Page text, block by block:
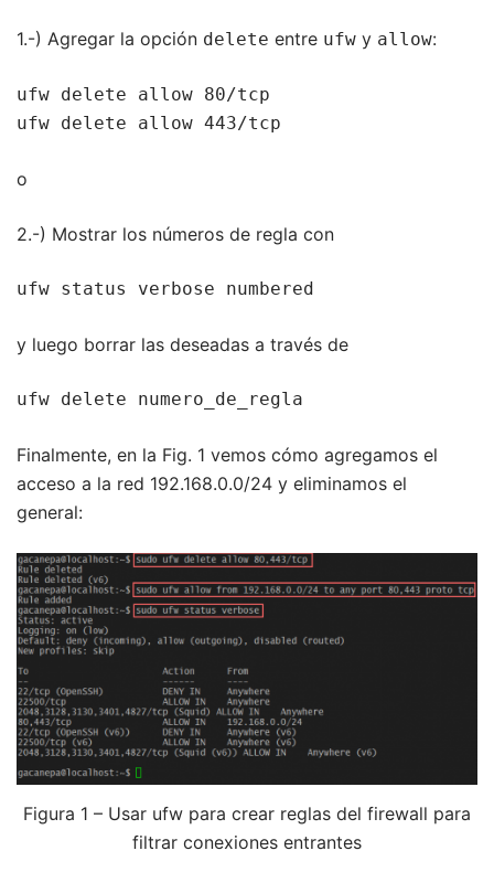
1.-) Agregar la opción delete entre ufw y allow:
ufw delete allow 80/tcp
ufw delete allow 443/tcp
o
2.-) Mostrar los números de regla con
ufw status verbose numbered
y luego borrar las deseadas a través de
ufw delete numero_de_regla
Finalmente, en la Fig. 1 vemos cómo agregamos el
acceso a la red 192.168.0.0/24 y eliminamos el
general:
Figura 1 – Usar ufw para crear reglas del firewall para
filtrar conexiones entrantes